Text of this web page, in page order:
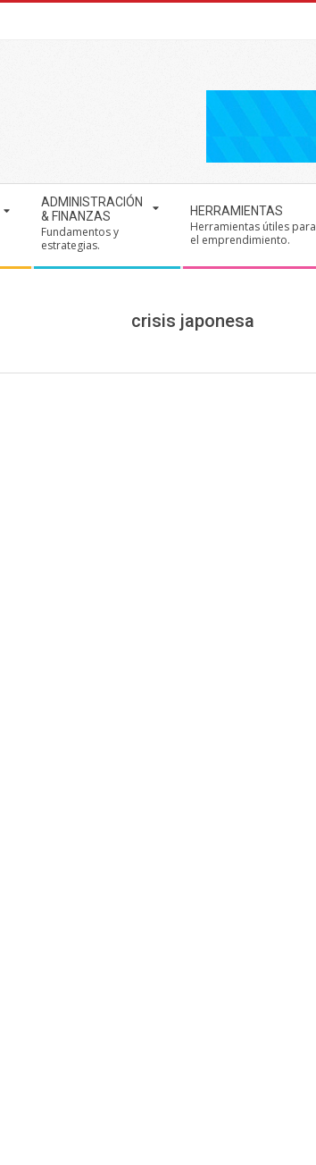
ADMINISTRACIÓN
& FINANZAS
Fundamentos y
estrategias.
HERRAMIENTAS
Herramientas útiles para
el emprendimiento.
crisis japonesa